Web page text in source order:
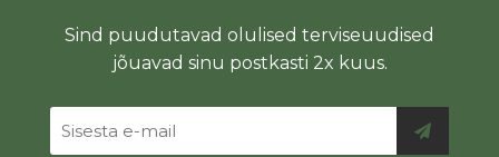
Sind puudutavad olulised terviseuudised
jõuavad sinu postkasti 2x kuus.